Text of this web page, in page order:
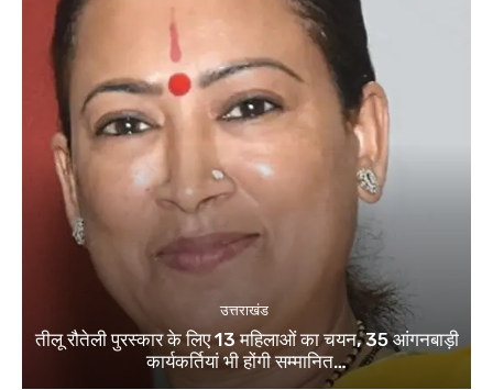
उत्तराखंड
तीलू रौतेली पुरस्कार के लिए 13 महिलाओं का चयन, 35 आंगनबाड़ी
कार्यकर्तियां भी होंगी सम्मानित…